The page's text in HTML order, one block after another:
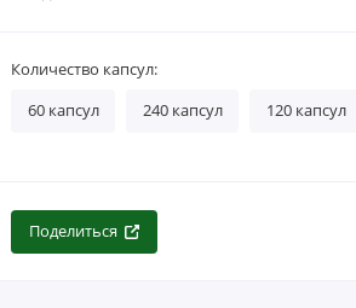
Количество капсул:
60 капсул 240 капсул 120 капсул
Поделиться